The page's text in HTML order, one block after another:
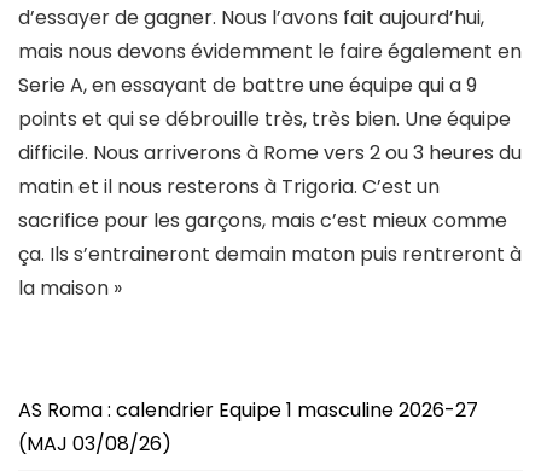
d’essayer de gagner. Nous l’avons fait aujourd’hui,
mais nous devons évidemment le faire également en
Serie A, en essayant de battre une équipe qui a 9
points et qui se débrouille très, très bien. Une équipe
difficile. Nous arriverons à Rome vers 2 ou 3 heures du
matin et il nous resterons à Trigoria. C’est un
sacrifice pour les garçons, mais c’est mieux comme
ça. Ils s’entraineront demain maton puis rentreront à
la maison »
AS Roma : calendrier Equipe 1 masculine 2026-27
(MAJ 03/08/26)